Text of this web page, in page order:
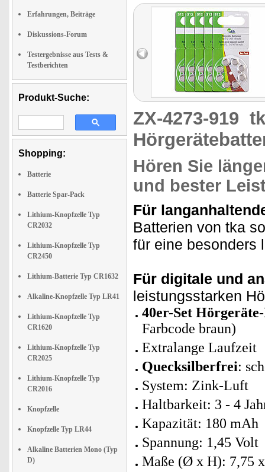
Erfahrungen, Beiträge
Diskussions-Forum
Testergebnisse aus Tests &
Testberichten
Produkt-Suche:
Shopping:
Batterie
Batterie Spar-Pack
Lithium-Knopfzelle Typ
CR2032
Lithium-Knopfzelle Typ
CR2450
Lithium-Batterie Typ CR1632
Alkaline-Knopfzelle Typ LR41
Lithium-Knopfzelle Typ
CR1620
Lithium-Knopfzelle Typ
CR2025
Lithium-Knopfzelle Typ
CR2016
Knopfzelle
Knopfzelle Typ LR44
Alkaline Batterien Mono (Typ
D)
ZX-4273-919
Hören Sie
und bester
Für
Batterien von tka
für eine besonders
Für digitale und
leistungsstarken
40er-Set
Farbcode braun)
Extralange Laufzeit
Quecksilberfrei:
System: Zink-Luft
Haltbarkeit: 3 - 4
Kapazität: 180 mAh
Spannung: 1,45 Volt
Maße (Ø x H): 7,75